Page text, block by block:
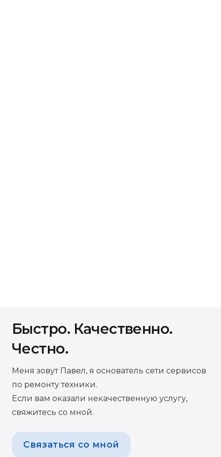
Быстро. Качественно.
Честно.
Меня зовут Павел, я основатель сети сервисов
по ремонту техники.
Если вам оказали некачественную услугу,
свяжитесь со мной.
Связаться со мной